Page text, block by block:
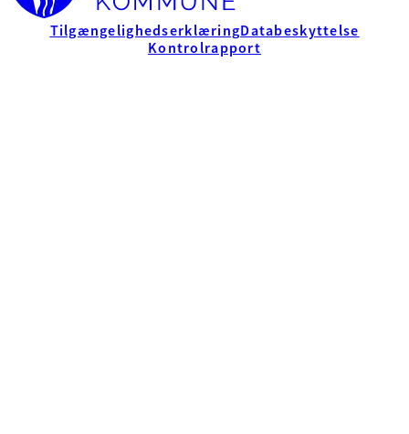
TilgængelighedserklæringDatabeskyttelse
Kontrolrapport